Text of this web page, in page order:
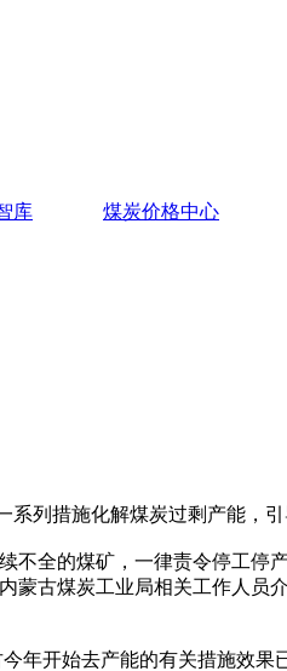
库 煤炭价格中心
列措施化解煤炭过剩产能，引
的煤矿，一律责令停工停
古煤炭工业局相关工作人员
开始去产能的有关措施效果